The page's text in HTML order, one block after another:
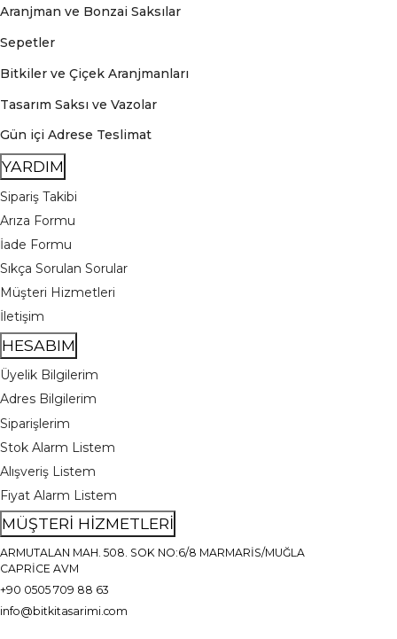
Aranjman ve Bonzai Saksılar
Sepetler
Bitkiler ve Çiçek Aranjmanları
Tasarım Saksı ve Vazolar
Gün içi Adrese Teslimat
YARDIM
Sipariş Takibi
Arıza Formu
İade Formu
Sıkça Sorulan Sorular
Müşteri Hizmetleri
İletişim
HESABIM
Üyelik Bilgilerim
Adres Bilgilerim
Siparişlerim
Stok Alarm Listem
Alışveriş Listem
Fiyat Alarm Listem
MÜŞTERİ HİZMETLERİ
ARMUTALAN MAH. 508. SOK NO:6/8 MARMARİS/MUĞLA
CAPRİCE AVM
+90 0505 709 88 63
info@bitkitasarimi.com